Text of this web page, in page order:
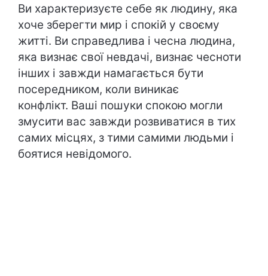
Ви характеризуєте себе як людину, яка
хоче зберегти мир і спокій у своєму
житті. Ви справедлива і чесна людина,
яка визнає свої невдачі, визнає чесноти
інших і завжди намагається бути
посередником, коли виникає
конфлікт. Ваші пошуки спокою могли
змусити вас завжди розвиватися в тих
самих місцях, з тими самими людьми і
боятися невідомого.